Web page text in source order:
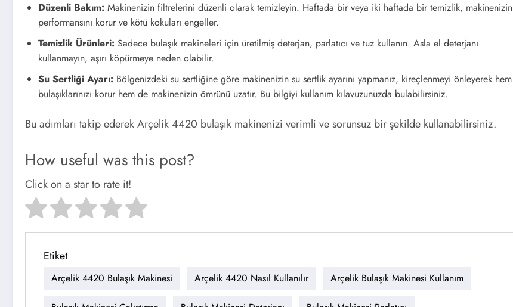
Düzenli Bakım: Makinenizin filtrelerini düzenli olarak temizleyin. Haftada bir veya iki haftada bir temizlik, makinenizin
performansını korur ve kötü kokuları engeller.
Temizlik Ürünleri: Sadece bulaşık makineleri için üretilmiş deterjan, parlatıcı ve tuz kullanın. Asla el deterjanı
kullanmayın, aşırı köpürmeye neden olabilir.
Su Sertliği Ayarı: Bölgenizdeki su sertliğine göre makinenizin su sertlik ayarını yapmanız, kireçlenmeyi önleyerek hem
bulaşıklarınızı korur hem de makinenizin ömrünü uzatır. Bu bilgiyi kullanım kılavuzunuzda bulabilirsiniz.
Bu adımları takip ederek Arçelik 4420 bulaşık makinenizi verimli ve sorunsuz bir şekilde kullanabilirsiniz.
How useful was this post?
Click on a star to rate it!
Etiket
Arçelik 4420 Bulaşık Makinesi Arçelik 4420 Nasıl Kullanılır Arçelik Bulaşık Makinesi Kullanım